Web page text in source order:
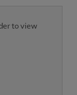
to view